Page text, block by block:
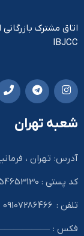
اتاق مشترک
IBJCC
شعبه تهران
آدرس: تهران ،
کد پستی : 1954653130
تلفن : 09107286466
فکس :